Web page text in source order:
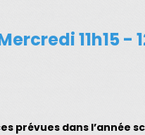
11h15 -
prévues dans l’année